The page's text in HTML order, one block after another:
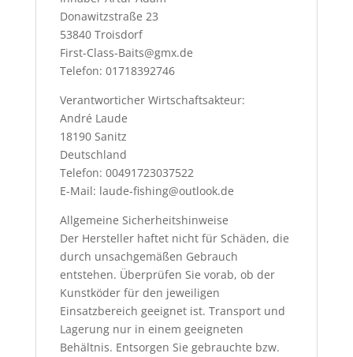
Donawitzstraße 23
53840 Troisdorf
First-Class-Baits@gmx.de
Telefon: 01718392746
Verantworticher Wirtschaftsakteur:
André Laude
18190 Sanitz
Deutschland
Telefon: 00491723037522
E-Mail: laude-fishing@outlook.de
Allgemeine Sicherheitshinweise
Der Hersteller haftet nicht für Schäden, die
durch unsachgemäßen Gebrauch
entstehen. Überprüfen Sie vorab, ob der
Kunstköder für den jeweiligen
Einsatzbereich geeignet ist. Transport und
Lagerung nur in einem geeigneten
Behältnis. Entsorgen Sie gebrauchte bzw.